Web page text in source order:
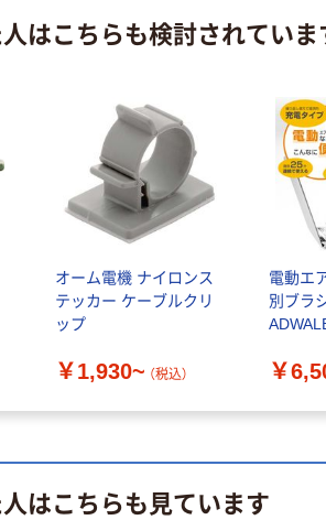
はこちらも検討されていま
オーム電機 ナイロンス
テッカー ケーブルクリ
ップ
￥1,930~ （税込）
電動エ
別ブラ
￥
はこちらも見ています